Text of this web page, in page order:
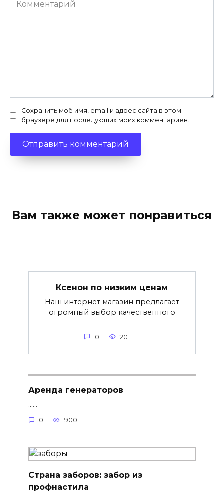
Сохранить моё имя, email и адрес сайта в этом
браузере для последующих моих комментариев.
Вам также может понравиться
Ксенон по низким ценам
Наш интернет магазин предлагает
огромный выбор качественного
0 201
Аренда генераторов
......
0 900
Страна заборов: забор из
профнастила